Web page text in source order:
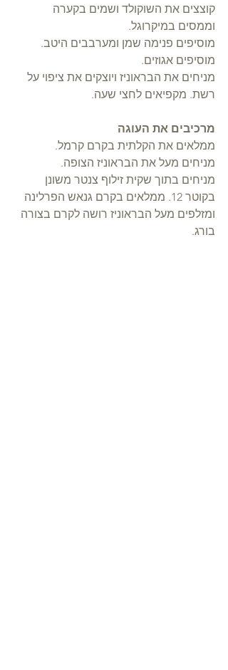
קוצצים את השוקולד ושמים בקערה
וממסים במיקרוגל.
מוסיפים פנימה שמן ומערבבים היטב.
מוסיפים אגוזים.
מניחים את הבראוניז ויוצקים את ציפוי על
רשת. מקפיאים לחצי שעה.
מרכיבים את העוגה
ממלאים את הקלתית בקרם קרמל.
מניחים מעל את הבראוניז הצופה.
מניחים בתוך שקית זילוף צנטר משונן
בקוטר 12. ממלאים בקרם גנאש הפרלינה
ומזלפים מעל הבראוניז רושה לקרם בצורה
בורג.